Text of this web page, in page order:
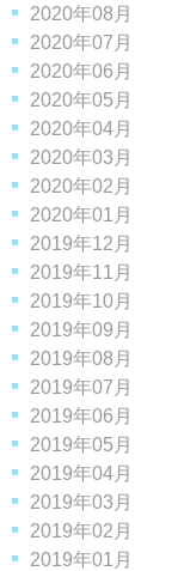
2020年08月
2020年07月
2020年06月
2020年05月
2020年04月
2020年03月
2020年02月
2020年01月
2019年12月
2019年11月
2019年10月
2019年09月
2019年08月
2019年07月
2019年06月
2019年05月
2019年04月
2019年03月
2019年02月
2019年01月